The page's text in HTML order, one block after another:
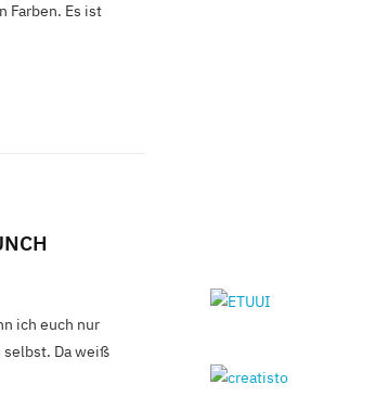
Farben. Es ist
ich euch nur
selbst. Da weiß